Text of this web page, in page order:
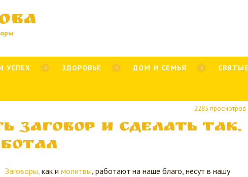
УСПЕХ ЗДОРОВЬЕ ДОМ И СЕМЬЯ
2285 просмотров
заговор и сделать так,
Заговоры, как и молитвы, работают на наше благо, несут в нашу